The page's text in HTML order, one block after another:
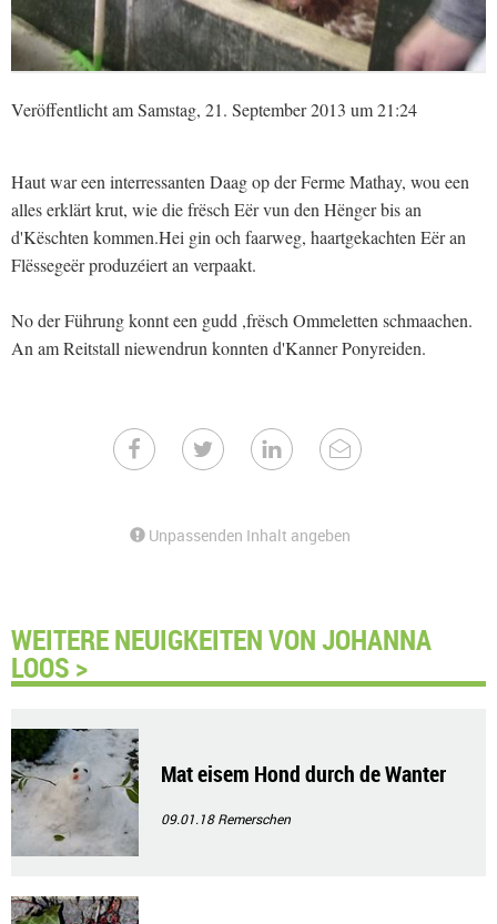
Veröffentlicht am Samstag, 21. September 2013 um 21:24
Haut war een interressanten Daag op der Ferme Mathay, wou een
alles erklärt krut, wie die frësch Eër vun den Hënger bis an
d'Këschten kommen.Hei gin och faarweg, haartgekachten Eër an
Flëssegeër produzéiert an verpaakt.
No der Führung konnt een gudd ,frësch Ommeletten schmaachen.
An am Reitstall niewendrun konnten d'Kanner Ponyreiden.
Unpassenden Inhalt angeben
WEITERE NEUIGKEITEN VON JOHANNA
LOOS >
Mat eisem Hond durch de Wanter
09.01.18Remerschen